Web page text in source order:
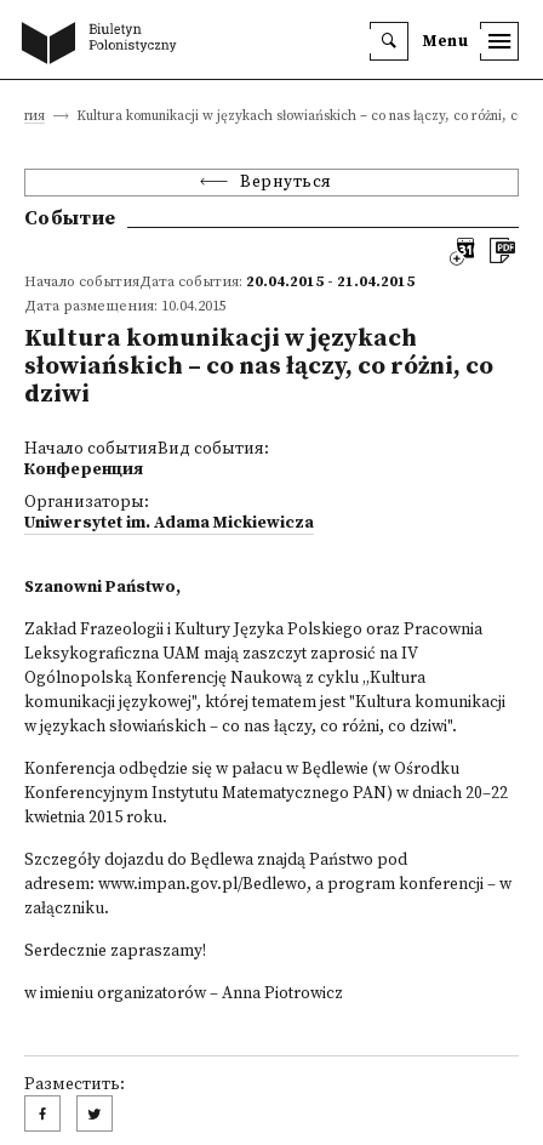
Menu
Kultura komunikacji w językach słowiańskich – co nas łączy, co różni, co
Вернуться
Событие
Начало событияДата события: 20.04.2015 - 21.04.2015
Дата размещения: 10.04.2015
Kultura komunikacji w językach
słowiańskich – co nas łączy, co różni, co
dziwi
Начало событияВид события:
Конференция
Организаторы:
Uniwersytet im. Adama Mickiewicza
Szanowni Państwo,
Zakład Frazeologii i Kultury Języka Polskiego oraz Pracownia
Leksykograficzna UAM mają zaszczyt zaprosić na IV
Ogólnopolską Konferencję Naukową z cyklu „Kultura
komunikacji językowej", której tematem jest "Kultura komunikacji
w językach słowiańskich – co nas łączy, co różni, co dziwi".
Konferencja odbędzie się w pałacu w Będlewie (w Ośrodku
Konferencyjnym Instytutu Matematycznego PAN) w dniach 20–22
kwietnia 2015 roku.
Szczegóły dojazdu do Będlewa znajdą Państwo pod
adresem: www.impan.gov.pl/Bedlewo, a program konferencji – w
załączniku.
Serdecznie zapraszamy!
w imieniu organizatorów – Anna Piotrowicz
Разместить: